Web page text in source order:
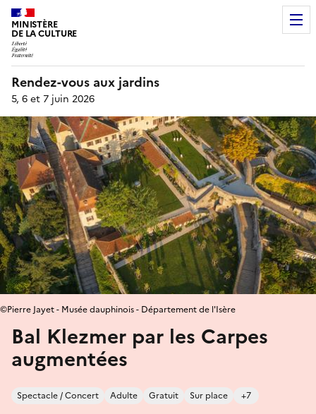
MINISTÈRE
DE LA CULTURE
Rendez-vous aux jardins
5, 6 et 7 juin 2026
Bal Klezmer par les Carpes
augmentées
Spectacle / Concert Adulte Gratuit Sur place +7
©Pierre Jayet - Musée dauphinois - Département de l'Isère